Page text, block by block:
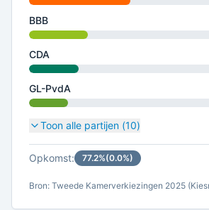
BBB
CDA
GL-PvdA
Toon alle partijen (10)
Opkomst: 77.2%(0.0%)
Bron: Tweede Kamerverkiezingen 2025